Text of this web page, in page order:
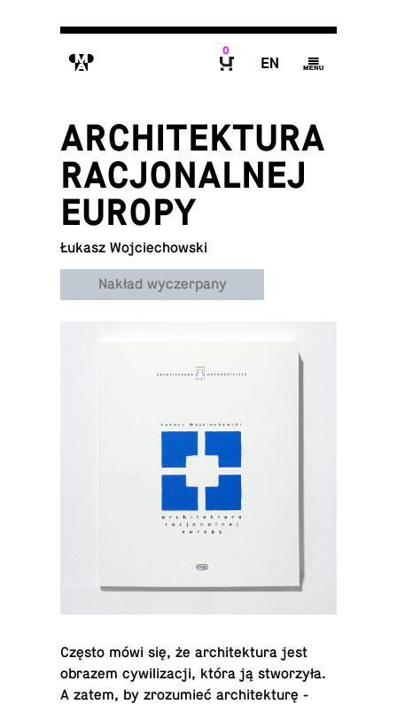
M
0
E g
ARCHITEKTURA
RACJONALNEJ
EUROPY
Łukasz Wojciechowski
Nakład wyczerpany
Często mówi się, że ar­chi­tek­tu­ra jest
obrazem cy­wi­li­za­cji, która ją stwo­rzy­ła.
A zatem, by zro­zu­mieć ar­chi­tek­tu­rę -